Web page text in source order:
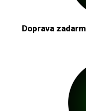
Doprava